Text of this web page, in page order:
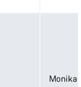
Monika